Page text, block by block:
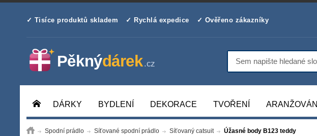
✓ Tisíce produktů skladem ✓ Rychlá expedice ✓ Ověřeno zákazníky
DÁRKY BYDLENÍ DEKORACE TVOŘENÍ ARANŽOVÁNÍ
Spodní prádlo Síťované spodní prádlo Síťovaný catsuit Úžasné body B123 teddy